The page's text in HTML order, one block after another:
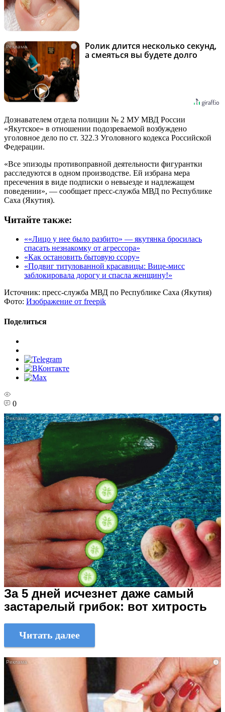
i
Ролик длится несколько секунд,
а смеяться вы будете долго
Дознавателем отдела полиции № 2 МУ МВД России
«Якутское» в отношении подозреваемой возбуждено
уголовное дело по ст. 322.3 Уголовного кодекса Российской
Федерации.
«Все эпизоды противоправной деятельности фигурантки
расследуются в одном производстве. Ей избрана мера
пресечения в виде подписки о невыезде и надлежащем
поведении», — сообщает пресс-служба МВД по Республике
Саха (Якутия).
Читайте также:
««Лицо у нее было разбито» — якутянка бросилась
спасать незнакомку от агрессора»
«Как остановить бытовую ссору»
«Подвиг титулованной красавицы: Вице-мисс
заблокировала дорогу и спасла женщину!»
Источник: пресс-служба МВД по Республике Саха (Якутия)
Фото: Изображение от freepik
Поделиться
0
i
За 5 дней исчезнет даже самый
застарелый грибок: вот хитрость
Читать далее
i